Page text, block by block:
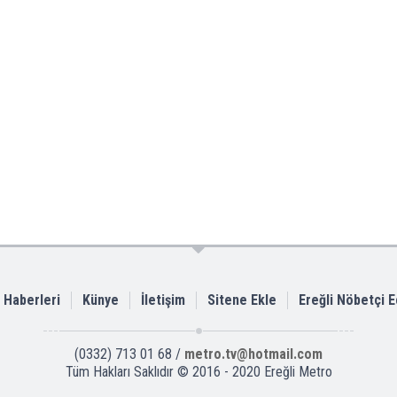
Haberleri Künye İletişim Sitene Ekle Ereğli Nöbetçi
(0332) 713 01 68 / metro.tv@hotmail.com
Tüm Hakları Saklıdır © 2016 - 2020 Ereğli Metro